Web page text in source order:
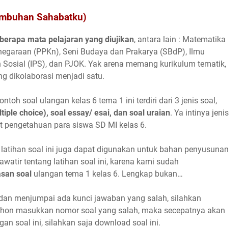
Sahabatku)
mata pelajaran yang diujikan, antara lain : Matematika
(PPKn), Seni Budaya dan Prakarya (SBdP), Ilmu
(IPS), dan PJOK. Yak arena memang kurikulum tematik,
dikolaborasi menjadi satu.
soal ulangan kelas 6 tema 1 ini terdiri dari 3 jenis soal,
choice), soal essay/ esai, dan soal uraian. Ya intinya jenis
para siswa SD MI kelas 6.
soal ini juga dapat digunakan untuk bahan penyusunan
tentang latihan soal ini, karena kami sudah
soal ulangan tema 1 kelas 6. Lengkap bukan…
menjumpai ada kunci jawaban yang salah, silahkan
masukkan nomor soal yang salah, maka secepatnya akan
soal ini, silahkan saja download soal ini.